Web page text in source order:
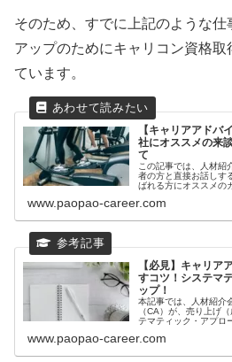
そのため、すでに上記のような
アップのためにキャリコン資格
ています。
【キャリアアドバ
社にオススメの来
て
この記事では、人材紹
者の方と直接お話しす
ばれる方にオススメの
中心カウンセリング
ススメのキャリコン養
www.paopao-career.com
【必見】キャリア
すコツ！システマ
ップ！
本記事では、人材紹介
（CA）が、売り上げ
テマティック・アプロ
くではなく、専門的
けることが、人材業界
www.paopao-career.com